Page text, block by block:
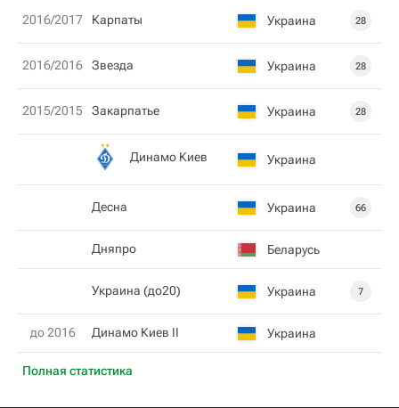
Полная статистика
2016/2017 Карпаты Украина 28
2016/2016 Звезда Украина 28
2015/2015 Закарпатье Украина 28
Динамо Киев Украина
Десна Украина 66
Дняпро Беларусь
Украина (до20) Украина 7
до 2016 Динамо Киев II Украина